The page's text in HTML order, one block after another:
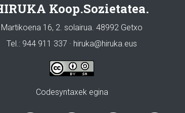
Koop.Sozietatea.
Martikoena 16, 2. solairua. 48992 Getxo
Tel.: 944 911 337 · hiruka@hiruka.eus
Codesyntaxek egina